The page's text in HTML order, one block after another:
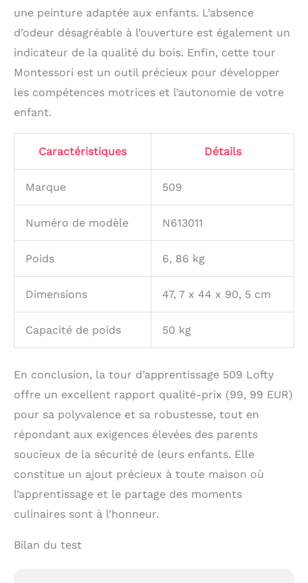
une peinture adaptée aux enfants. L’absence
d’odeur désagréable à l’ouverture est également un
indicateur de la qualité du bois. Enfin, cette tour
Montessori est un outil précieux pour développer
les compétences motrices et l’autonomie de votre
enfant.
Caractéristiques Détails
Marque 509
Numéro de modèle N613011
Poids 6, 86 kg
Dimensions 47, 7 x 44 x 90, 5 cm
Capacité de poids 50 kg
En conclusion, la tour d’apprentissage 509 Lofty
offre un excellent rapport qualité-prix (99, 99 EUR)
pour sa polyvalence et sa robustesse, tout en
répondant aux exigences élevées des parents
soucieux de la sécurité de leurs enfants. Elle
constitue un ajout précieux à toute maison où
l’apprentissage et le partage des moments
culinaires sont à l’honneur.
Bilan du test